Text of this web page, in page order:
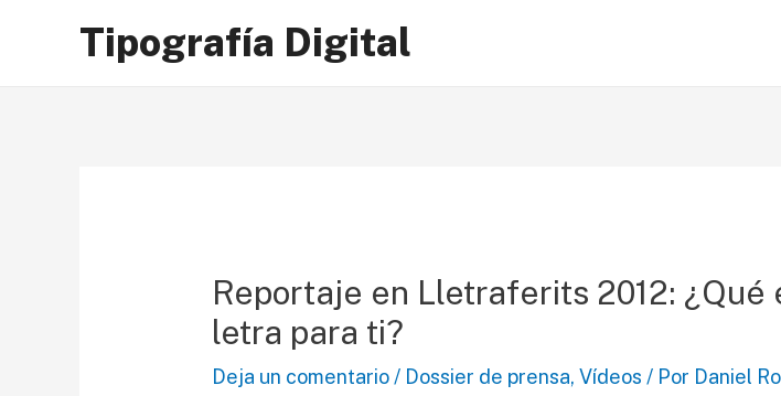
Tipografía Digital
Reportaje en Lletraferits 2012: ¿Qué
letra para ti?
Deja un comentario/ Dossier de prensa,Vídeos / Por Daniel